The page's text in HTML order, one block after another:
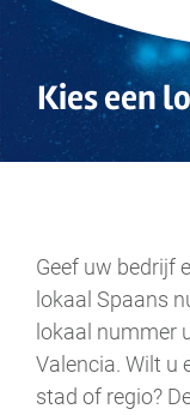
Kies een
Geef uw bedrijf
lokaal Spaans
lokaal nummer
Valencia. Wilt u
stad of regio?